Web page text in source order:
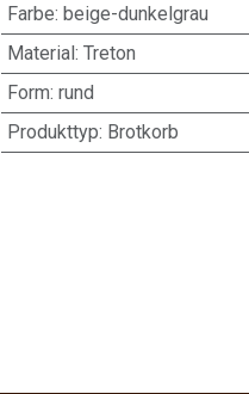
Farbe: beige-dunkelgrau
Material: Treton
Form: rund
Produkttyp: Brotkorb